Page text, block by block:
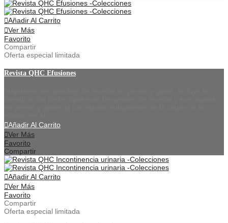
Añadir Al Carrito
Ver Más
Favorito
Compartir
Oferta especial limitada
Revista QHC Efusiones
Añadir Al Carrito
Ver Más
Favorito
Compartir
Añadir Al Carrito
Ver Más
Favorito
Compartir
Oferta especial limitada